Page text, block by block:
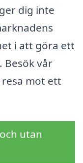
ger dig inte
i att göra ett
vår
mot ett
utan